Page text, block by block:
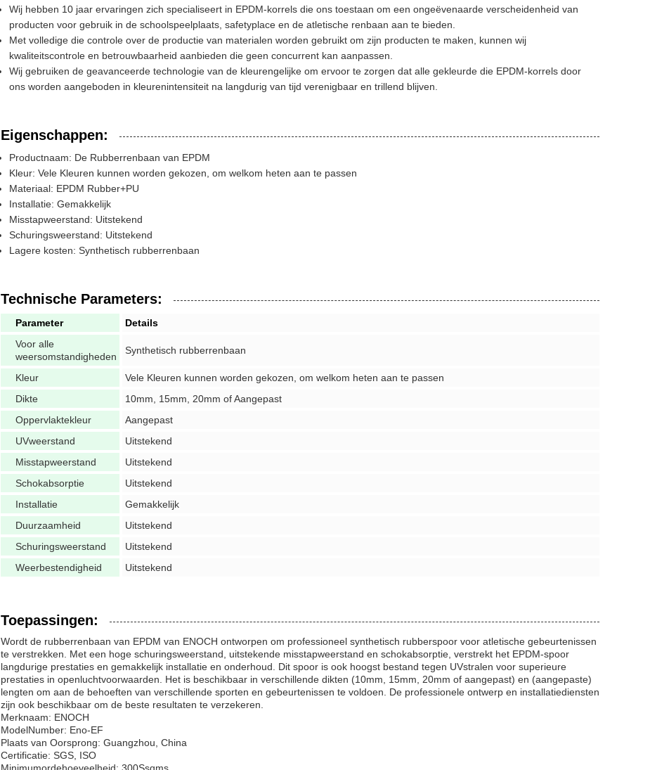
Wij hebben 10 jaar ervaringen zich specialiseert in EPDM-korrels die ons toestaan om een ongeëvenaarde verscheidenheid van
producten voor gebruik in de schoolspeelplaats, safetyplace en de atletische renbaan aan te bieden.
Met volledige die controle over de productie van materialen worden gebruikt om zijn producten te maken, kunnen wij
kwaliteitscontrole en betrouwbaarheid aanbieden die geen concurrent kan aanpassen.
Wij gebruiken de geavanceerde technologie van de kleurengelijke om ervoor te zorgen dat alle gekleurde die EPDM-korrels door
ons worden aangeboden in kleurenintensiteit na langdurig van tijd verenigbaar en trillend blijven.
Eigenschappen:
Productnaam: De Rubberrenbaan van EPDM
Kleur: Vele Kleuren kunnen worden gekozen, om welkom heten aan te passen
Materiaal: EPDM Rubber+PU
Installatie: Gemakkelijk
Misstapweerstand: Uitstekend
Schuringsweerstand: Uitstekend
Lagere kosten: Synthetisch rubberrenbaan
Technische Parameters:
Parameter
Details
Voor alle
weersomstandigheden
Synthetisch rubberrenbaan
Kleur
Vele Kleuren kunnen worden gekozen, om welkom heten aan te passen
Dikte
10mm, 15mm, 20mm of Aangepast
Oppervlaktekleur
Aangepast
UVweerstand
Uitstekend
Misstapweerstand
Uitstekend
Schokabsorptie
Uitstekend
Installatie
Gemakkelijk
Duurzaamheid
Uitstekend
Schuringsweerstand
Uitstekend
Weerbestendigheid
Uitstekend
Toepassingen:
Wordt de rubberrenbaan van EPDM van ENOCH ontworpen om professioneel synthetisch rubberspoor voor atletische gebeurtenissen
te verstrekken. Met een hoge schuringsweerstand, uitstekende misstapweerstand en schokabsorptie, verstrekt het EPDM-spoor
langdurige prestaties en gemakkelijk installatie en onderhoud. Dit spoor is ook hoogst bestand tegen UVstralen voor superieure
prestaties in openluchtvoorwaarden. Het is beschikbaar in verschillende dikten (10mm, 15mm, 20mm of aangepast) en (aangepaste)
lengten om aan de behoeften van verschillende sporten en gebeurtenissen te voldoen. De professionele ontwerp en installatiediensten
zijn ook beschikbaar om de beste resultaten te verzekeren.
Merknaam: ENOCH
ModelNumber: Eno-EF
Plaats van Oorsprong: Guangzhou, China
Certificatie: SGS, ISO